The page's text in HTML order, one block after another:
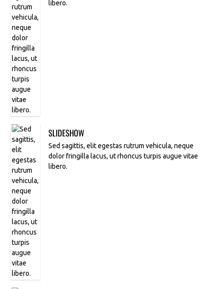
libero.
SLIDESHOW
Sed sagittis, elit egestas rutrum vehicula, neque
dolor fringilla lacus, ut rhoncus turpis augue vitae
libero.